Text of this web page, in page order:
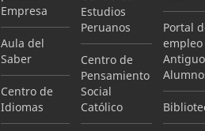
Empresa
Aula del
Saber
Centro de
Idiomas
Estudios
Peruanos
Centro de
Pensamiento
Social
Católico
Portal
empleo